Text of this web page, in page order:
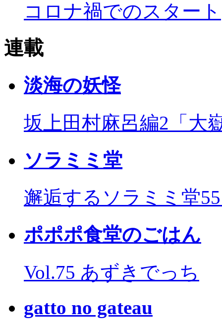
コロナ禍でのスタート
連載
淡海の妖怪
坂上田村麻呂編2「大
ソラミミ堂
邂逅するソラミミ堂
ポポポ食堂のごはん
Vol.75 あずきでっち
gatto no gateau